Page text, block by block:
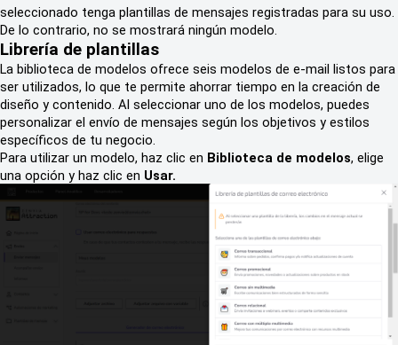
seleccionado tenga plantillas de mensajes registradas para su uso.
De lo contrario, no se mostrará ningún modelo.
Librería de plantillas
La biblioteca de modelos ofrece seis modelos de e-mail listos para
ser utilizados, lo que te permite ahorrar tiempo en la creación de
diseño y contenido. Al seleccionar uno de los modelos, puedes
personalizar el envío de mensajes según los objetivos y estilos
específicos de tu negocio.
Para utilizar un modelo, haz clic en Biblioteca de modelos, elige
una opción y haz clic en Usar.